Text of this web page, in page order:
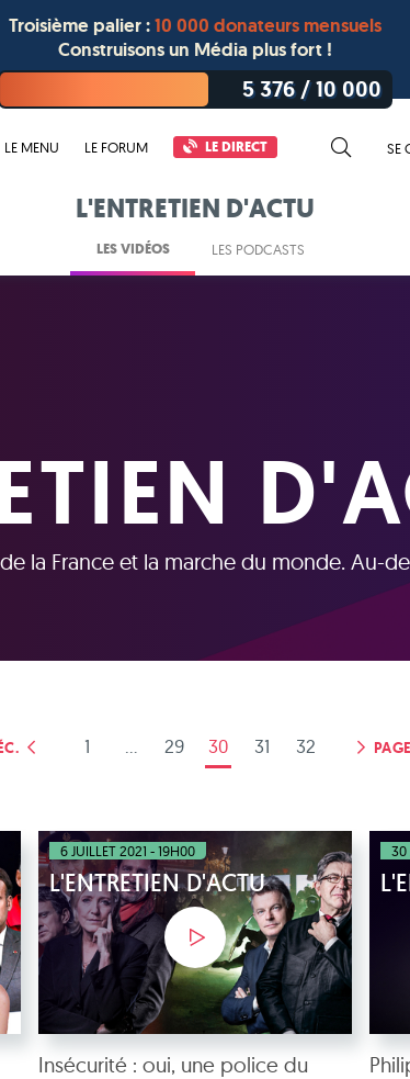
Troisième palier :10 000 donateurs mensuels
Construisons un Média plus fort !
5 376/10 000
LE MENU LE FORUM LE DIRECT SE
L'ENTRETIEN D'ACTU
LES VIDÉOS LES PODCASTS
la France et la marche du monde. Au-
1 29 30 31 32
6 JUILLET 2021 - 19H00
L'ENTRETIEN D'ACTU
Insécurité : oui, une police du
30